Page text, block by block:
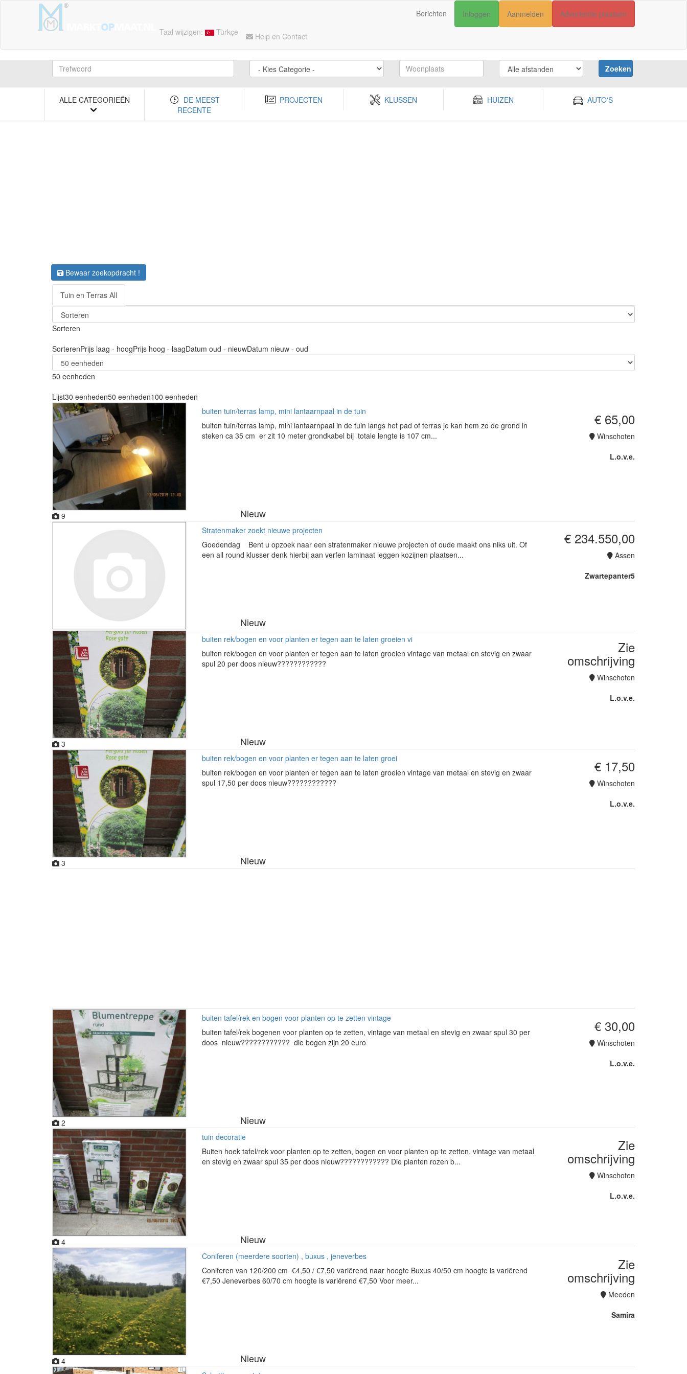
Taal wijzigen: Türkçe Help en Contact
Berichten Inloggen Aanmelden Advertentie plaatsen
Zoeken
ALLE CATEGORIEËN
DE MEEST
RECENTE
PROJECTEN KLUSSEN HUIZEN AUTO'S
Bewaar zoekopdracht !
Tuin en Terras All
Sorteren
SorterenPrijs laag - hoogPrijs hoog - laagDatum oud - nieuwDatum nieuw - oud
50 eenheden
Lijst30 eenheden50 eenheden100 eenheden
9 Nieuw
buiten tuin/terras lamp, mini lantaarnpaal in de tuin
buiten tuin/terras lamp, mini lantaarnpaal in de tuin langs het pad of terras je kan hem zo de grond in
steken ca 35 cm er zit 10 meter grondkabel bij totale lengte is 107 cm...
€ 65,00
Winschoten
L.o.v.e.
Nieuw
Stratenmaker zoekt nieuwe projecten
Goedendag Bent u opzoek naar een stratenmaker nieuwe projecten of oude maakt ons niks uit. Of
een all round klusser denk hierbij aan verfen laminaat leggen kozijnen plaatsen...
€ 234.550,00
Assen
Zwartepanter5
3 Nieuw
buiten rek/bogen en voor planten er tegen aan te laten groeien vi
buiten rek/bogen en voor planten er tegen aan te laten groeien vintage van metaal en stevig en zwaar
spul 20 per doos nieuw????????????
Zie
omschrijving
Winschoten
L.o.v.e.
3 Nieuw
buiten rek/bogen en voor planten er tegen aan te laten groei
buiten rek/bogen en voor planten er tegen aan te laten groeien vintage van metaal en stevig en zwaar
spul 17,50 per doos nieuw????????????
€ 17,50
Winschoten
L.o.v.e.
2 Nieuw
buiten tafel/rek en bogen voor planten op te zetten vintage
buiten tafel/rek bogenen voor planten op te zetten, vintage van metaal en stevig en zwaar spul 30 per
doos nieuw???????????? die bogen zijn 20 euro
€ 30,00
Winschoten
L.o.v.e.
4 Nieuw
tuin decoratie
Buiten hoek tafel/rek voor planten op te zetten, bogen en voor planten op te zetten, vintage van metaal
en stevig en zwaar spul 35 per doos nieuw???????????? Die planten rozen b...
Zie
omschrijving
Winschoten
L.o.v.e.
4 Nieuw
Coniferen (meerdere soorten) , buxus , jeneverbes
Coniferen van 120/200 cm €4,50 / €7,50 variërend naar hoogte Buxus 40/50 cm hoogte is variërend
€7,50 Jeneverbes 60/70 cm hoogte is variërend €7,50 Voor meer...
Zie
omschrijving
Meeden
Samira